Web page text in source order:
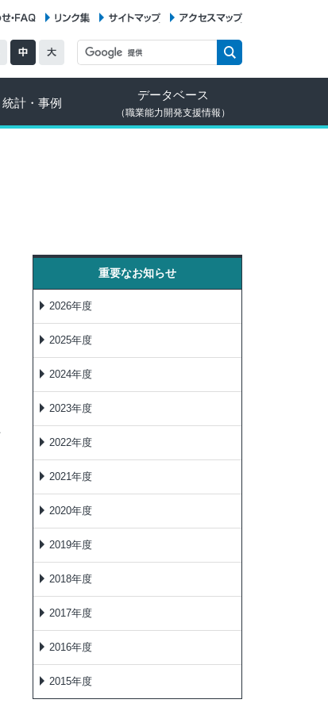
統計・事例
データベース
（職業能力開発支援情報）
重要なお知らせ
2026年度
2025年度
2024年度
2023年度
2022年度
2021年度
2020年度
2019年度
2018年度
2017年度
2016年度
2015年度